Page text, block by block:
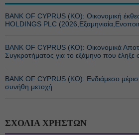
BANK OF CYPRUS (ΚΟ): Οικονομική
HOLDINGS PLC
BANK OF CYPRUS (ΚΟ): Οικονομικά
Συγκροτήματος για το εξάμηνο που έληξε
BANK OF CYPRUS (ΚΟ): Ενδιάμεσο
συνήθη μετοχή
ΣΧΟΛΙΑ ΧΡΗΣΤΩΝ